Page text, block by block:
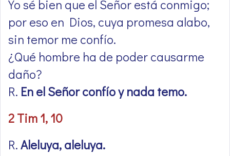
Yo sé bien que el Señor está conmigo;
por eso en Dios, cuya promesa alabo,
sin temor me confío.
¿Qué hombre ha de poder causarme
daño?
R. En el Señor confío y nada temo.
2 Tim 1, 10
R.Aleluya, aleluya.